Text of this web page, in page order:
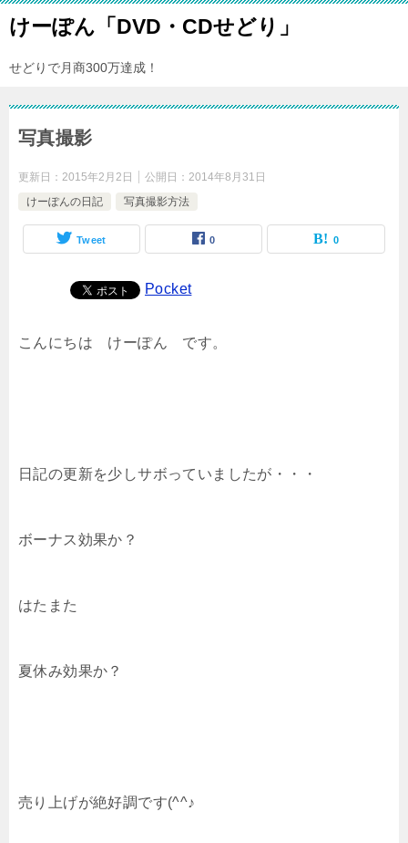
けーぽん「DVD・CDせどり」
せどりで月商300万達成！
写真撮影
更新日： 2015年2月2日 公開日： 2014年8月31日
けーぽんの日記
写真撮影方法
Tweet 0 0
Pocket
こんにちは けーぽん です。
日記の更新を少しサボっていましたが・・・
ボーナス効果か？
はたまた
夏休み効果か？
売り上げが絶好調です(^^♪